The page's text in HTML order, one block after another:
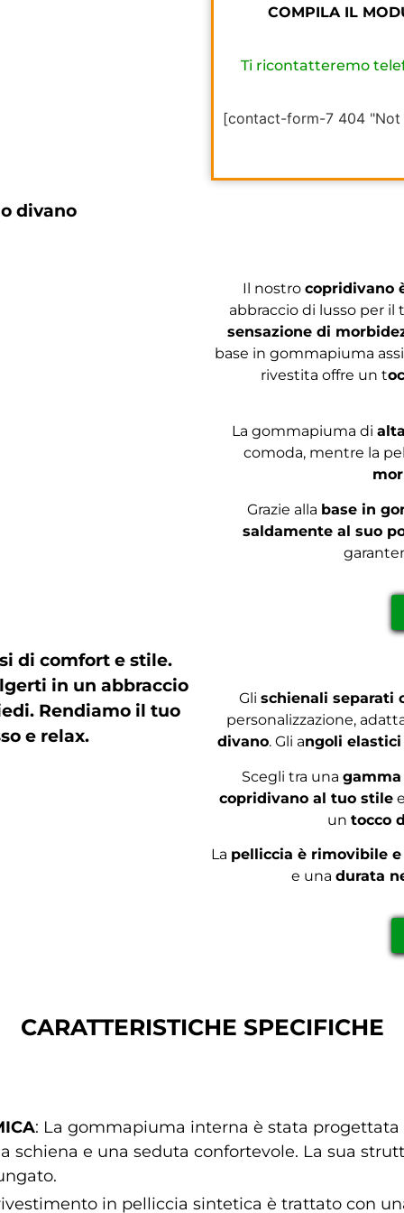
COMPILA IL
Ti ricontatteremo
[contact-form-7 404 "Not
divano
Il nostro copridivano
abbraccio di lusso per
sensazione di
base in gommapiuma
rivestita offre un t
La gommapiuma di
comoda, mentre la
Grazie alla base in
saldamente al suo
di comfort e stile.
in un abbraccio
Rendiamo il tuo
e relax.
Gli schienali separati
personalizzazione,
divano. Gli angoli
Scegli tra una
copridivano al tuo stile
un tocco
La pelliccia è rimovibile
e una durata
CARATTERISTICHE SPECIFICHE
: La gommapiuma interna è stata
schiena e una seduta confortevole. La sua
in pelliccia sintetica è trattato con